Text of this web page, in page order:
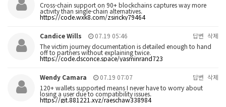
Cross-chain support on 90+ blockchains captures way more
activity than single-chain alternatives.
https://code.wxk8.com/zsiricky79464
Candice Wills 07.19 05:46 답변 삭제
The victim journey documentation is detailed enough to hand
off to partners without explaining twice.
https://code.dsconce.space/yasminrand723
Wendy Camara 07.19 07:07 답변 삭제
120+ wallets supported means I never have to worry about
losing a user due to compatibility issues.
https://git.881221.xyz/raeschaw338984